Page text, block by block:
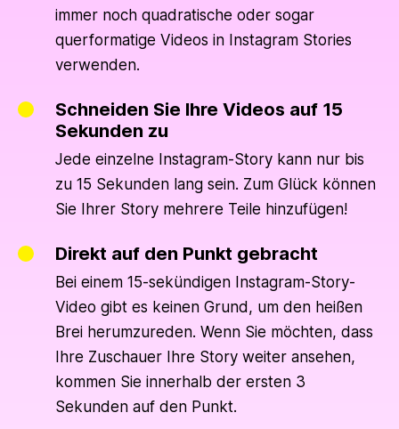
immer noch quadratische oder sogar
querformatige Videos in Instagram Stories
verwenden.
Schneiden Sie Ihre Videos auf 15
Sekunden zu
Jede einzelne Instagram-Story kann nur bis
zu 15 Sekunden lang sein. Zum Glück können
Sie Ihrer Story mehrere Teile hinzufügen!
Direkt auf den Punkt gebracht
Bei einem 15-sekündigen Instagram-Story-
Video gibt es keinen Grund, um den heißen
Brei herumzureden. Wenn Sie möchten, dass
Ihre Zuschauer Ihre Story weiter ansehen,
kommen Sie innerhalb der ersten 3
Sekunden auf den Punkt.